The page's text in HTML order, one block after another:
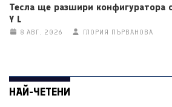
Тесла ще разшири конфигуратора
Y L
8 АВГ. 2026 ГЛОРИЯ ПЪРВАНОВА
НАЙ-ЧЕТЕНИ